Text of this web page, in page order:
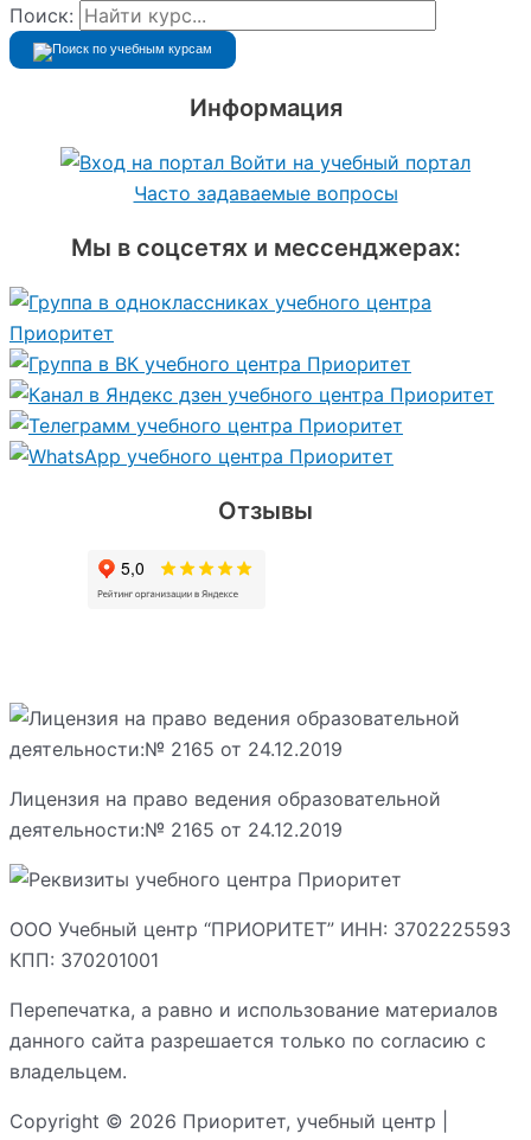
Поиск:
Информация
Войти на учебный портал
Часто задаваемые вопросы
Мы в соцсетях и мессенджерах:
Отзывы
Лицензия на право ведения образовательной
деятельности:№ 2165 от 24.12.2019
ООО Учебный центр “ПРИОРИТЕТ” ИНН: 3702225593
КПП: 370201001
Перепечатка, а равно и использование материалов
данного сайта разрешается только по согласию с
владельцем.
Copyright © 2026 Приоритет, учебный центр |